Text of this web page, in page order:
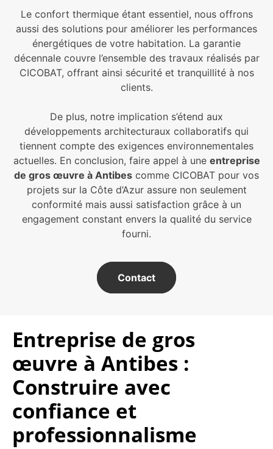
Le confort thermique étant essentiel, nous offrons
aussi des solutions pour améliorer les performances
énergétiques de votre habitation. La garantie
décennale couvre l’ensemble des travaux réalisés par
CICOBAT, offrant ainsi sécurité et tranquillité à nos
clients.
De plus, notre implication s’étend aux
développements architecturaux collaboratifs qui
tiennent compte des exigences environnementales
actuelles. En conclusion, faire appel à une entreprise
de gros œuvre à Antibes comme CICOBAT pour vos
projets sur la Côte d’Azur assure non seulement
conformité mais aussi satisfaction grâce à un
engagement constant envers la qualité du service
fourni.
Contact
Entreprise de gros
œuvre à Antibes :
Construire avec
confiance et
professionnalisme